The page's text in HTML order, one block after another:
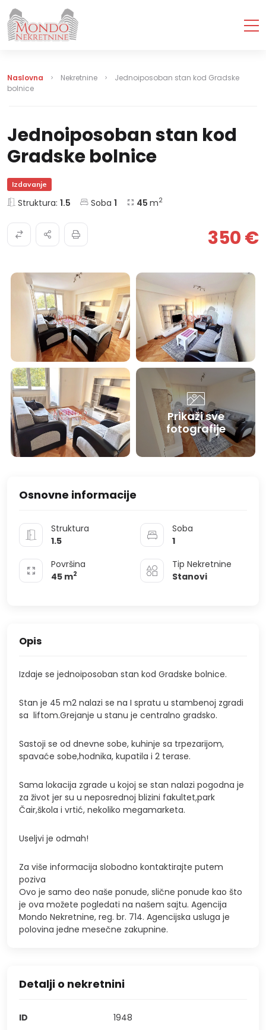
Naslovna Nekretnine
Jednoiposoban stan kod Gradske
bolnice
Jednoiposoban stan kod
Gradske bolnice
Izdavanje
Struktura: 1.5 Soba 1 45 m2
350 €
Prikaži sve
fotografije
Osnovne informacije
Struktura
1.5
Soba
1
Površina
45 m2
Tip Nekretnine
Stanovi
Opis
Izdaje se jednoiposoban stan kod Gradske bolnice.
Stan je 45 m2 nalazi se na I spratu u stambenoj zgradi
sa liftom.Grejanje u stanu je centralno gradsko.
Sastoji se od dnevne sobe, kuhinje sa trpezarijom,
spavaće sobe,hodnika, kupatila i 2 terase.
Sama lokacija zgrade u kojoj se stan nalazi pogodna je
za život jer su u neposrednoj blizini fakultet,park
Čair,škola i vrtić, nekoliko megamarketa.
Useljvi je odmah!
Za više informacija slobodno kontaktirajte putem
poziva
Ovo je samo deo naše ponude, slične ponude kao što
je ova možete pogledati na našem sajtu. Agencija
Mondo Nekretnine, reg. br. 714. Agencijska usluga je
polovina jedne mesečne zakupnine.
Detalji o nekretnini
ID
1948